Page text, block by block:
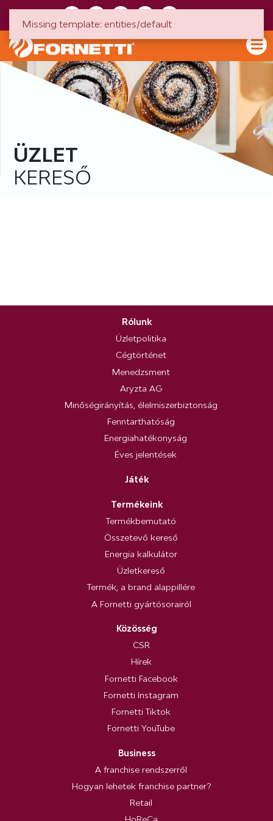
ÜZLET
KERESŐ
Rólunk
Üzletpolitika
Cégtörténet
Menedzsment
Aryzta AG
Minőségirányítás, élelmiszerbiztonság
Fenntarthatóság
Energiahatékonyság
Éves jelentések
Játék
Termékeink
Termékbemutató
Összetevő kereső
Energia kalkulátor
Üzletkereső
Termék, a brand alappillére
A Fornetti gyártósorairól
Közösség
CSR
Hírek
Fornetti Facebook
Fornetti Instagram
Fornetti Tiktok
Fornetti YouTube
Business
A franchise rendszerről
Hogyan lehetek franchise partner?
Retail
Missing template: entities/default